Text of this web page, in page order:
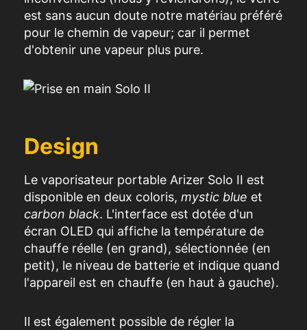
est sans aucun doute notre matériau préféré
pour le chemin de vapeur; car il permet
d'obtenir une vapeur plus pure.
Design
Le vaporisateur portable Arizer Solo II est
disponible en deux coloris, mystic blue et
carbon black. L'interface est dotée d'un
écran OLED qui affiche la température de
chauffe réelle (en grand), sélectionnée (en
petit), le niveau de batterie et indique quand
l'appareil est en chauffe (en haut à gauche).
Il est également possible de régler la